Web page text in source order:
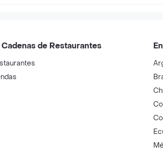
de Restaurantes